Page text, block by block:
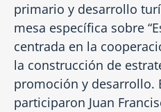
primario y desarrollo
mesa específica sobre
centrada en la
la construcción de
promoción y desarrollo.
participaron Juan